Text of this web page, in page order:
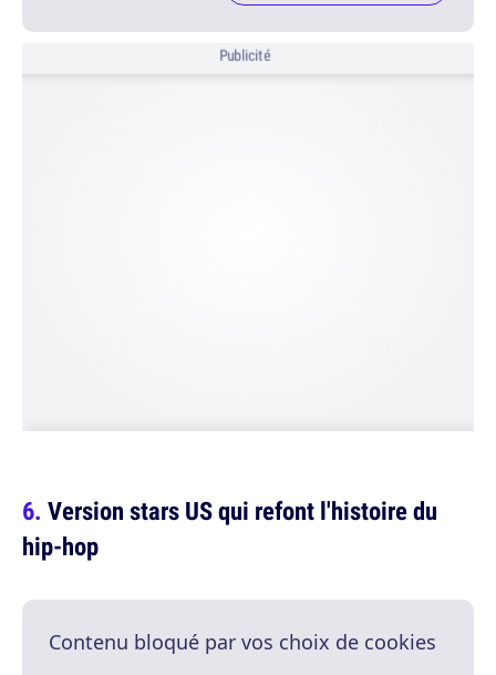
Publicité
Version stars US qui refont l'histoire du
hip-hop
Contenu bloqué par vos choix de cookies